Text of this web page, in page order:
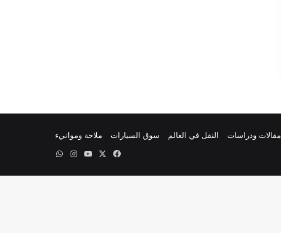
مقالات ودراسات النقل في العالم سوق السيارات
ملاحة وموانيء
فيسبوك
‫YouTubeانستقرام